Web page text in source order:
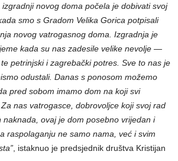
novog doma počela je dobivati svoj
smo s Gradom Velika Gorica potpisali
novog vatrogasnog doma. Izgradnja je
kada su nas zadesile velike nevolje —
petrinjski i zagrebački potres. Sve to nas je
odustali. Danas s ponosom možemo
pred sobom imamo dom na koji svi
nas vatrogasce, dobrovoljce koji svoj rad
naknada, ovaj je dom posebno vrijedan i
raspolaganju ne samo nama, već i svim
, istaknuo je predsjednik društva Kristijan